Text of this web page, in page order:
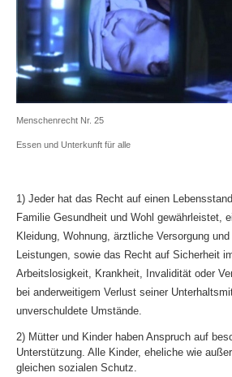
Menschenrecht Nr. 25
Essen und Unterkunft für alle
1) Jeder hat das Recht auf einen
Familie Gesundheit und Wohl gewährleistet,
Kleidung, Wohnung, ärztliche Versorgung
Leistungen, sowie das Recht auf Sicherheit
Arbeitslosigkeit, Krankheit, Invalidität oder
bei anderweitigem Verlust seiner
unverschuldete Umstände.
2) Mütter und Kinder haben Anspruch auf
Unterstützung. Alle Kinder, eheliche wie
gleichen sozialen Schutz.